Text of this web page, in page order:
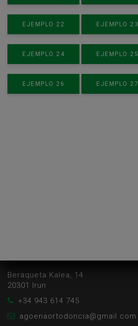
EJEMPLO 22 EJEMPLO 23
EJEMPLO 24 EJEMPLO 25
EJEMPLO 26 EJEMPLO 27
Beraqueta Kalea, 14
20301 Irun
+34 943 614 745
agoenaortodoncia@gmail.com